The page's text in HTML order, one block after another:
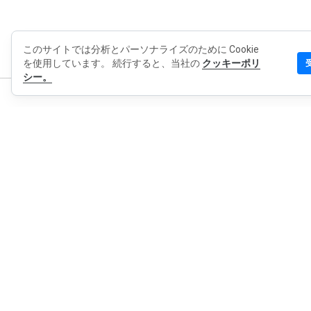
このサイトでは分析とパーソナライズのために Cookie
を使用しています。 続行すると、当社の クッキーポリ
シー。